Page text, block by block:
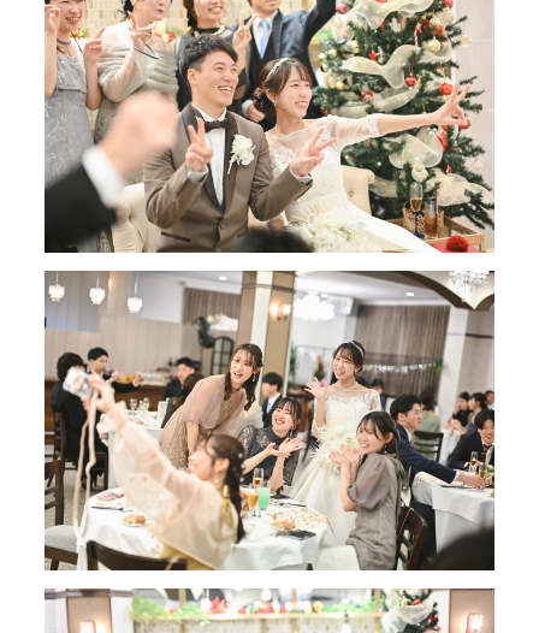
REQUEST 資料請求
PARTY 企業宴会・パーティ
INSTAGRAM
location_on call mail